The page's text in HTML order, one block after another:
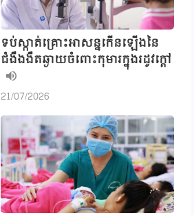
ទប់ស្កាត់គ្រោះអាសន្នកើនឡើងនៃ
ជំងឺងងឹតឆ្ងាយចំពោះកុមារក្នុងរដូវក្តៅ
21/07/2026